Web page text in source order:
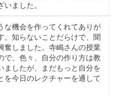
いました。
な機会を作ってくれてありが
。知らないことだらけで、聞
奮しました。寺嶋さんの授業
で、色々、自分の作り方は教
ましたが、まだもっと自分を
を今日のレクチャーを通して